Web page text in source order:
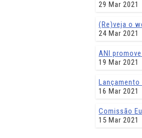
29 Mar 2021
(Re)veja o
24 Mar 2021
ANI
19 Mar 2021
Lançamento
16 Mar 2021
Comissão
15 Mar 2021